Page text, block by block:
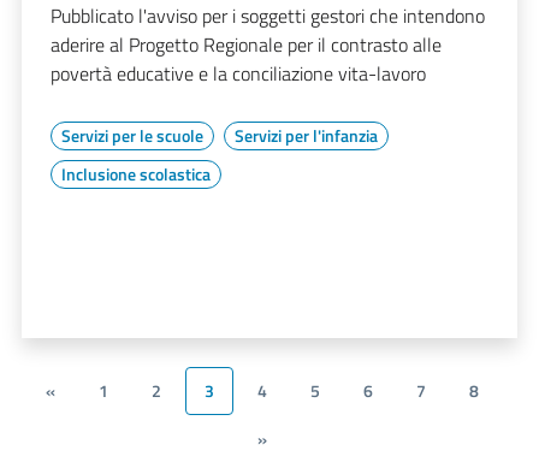
Pubblicato l'avviso per i soggetti gestori che intendono
aderire al Progetto Regionale per il contrasto alle
povertà educative e la conciliazione vita-lavoro
Servizi per le scuole
Servizi per l'infanzia
Inclusione scolastica
« 1 2 3 4 5 6 7
8
»